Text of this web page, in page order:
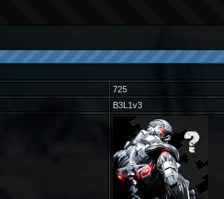
725
B3L1v3